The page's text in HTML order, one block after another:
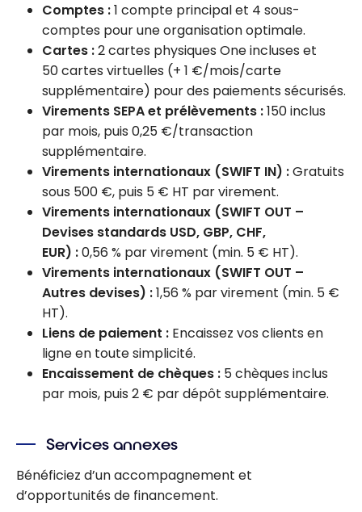
Comptes :1 compte principal et 4 sous-
comptes pour une organisation optimale.
Cartes :2 cartes physiques One incluses et
50 cartes virtuelles (+ 1 €/mois/carte
supplémentaire) pour des paiements sécurisés.
Virements SEPA et prélèvements :150 inclus
par mois, puis 0,25 €/transaction
supplémentaire.
Virements internationaux (SWIFT IN) :Gratuits
sous 500 €, puis 5 € HT par virement.
Virements internationaux (SWIFT OUT –
Devises standards USD, GBP, CHF,
EUR) :0,56 % par virement (min. 5 € HT).
Virements internationaux (SWIFT OUT –
Autres devises) :1,56 % par virement (min. 5 €
HT).
Liens de paiement : Encaissez vos clients en
ligne en toute simplicité.
Encaissement de chèques : 5 chèques inclus
par mois, puis 2 € par dépôt supplémentaire.
Services annexes
Bénéficiez d’un accompagnement et
d’opportunités de financement.